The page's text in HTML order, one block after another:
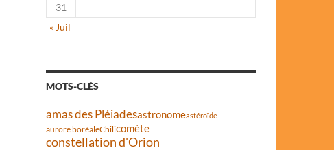
31
« Juil
MOTS-CLÉS
amas des Pléiadesastronomeastéroïde
aurore boréaleChilicomète
constellation d'Orion